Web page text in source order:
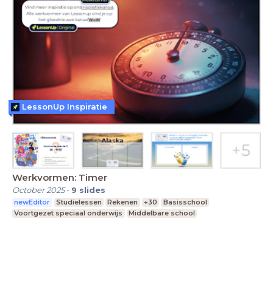
Werkvormen: Timer
October 2025- 9 slides
newEditor Studielessen Rekenen +30
Basisschool
Voortgezet speciaal onderwijs
Middelbare school
LessonUp Inspiratie